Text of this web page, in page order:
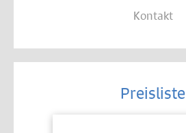
Kontakt
Preisliste